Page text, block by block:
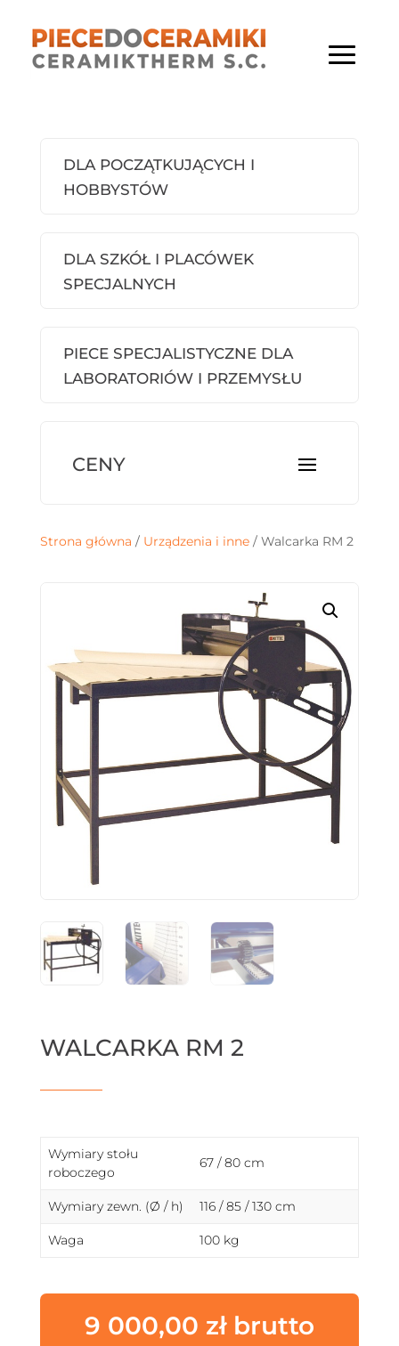
DLA POCZĄTKUJĄCYCH I
HOBBYSTÓW
DLA SZKÓŁ I PLACÓWEK
SPECJALNYCH
PIECE SPECJALISTYCZNE DLA
LABORATORIÓW I PRZEMYSŁU
Strona główna / Urządzenia i inne/ Walcarka RM 2
WALCARKA RM 2
Wymiary stołu
roboczego
67 / 80 cm
Wymiary zewn. (Ø / h) 116 / 85 / 130 cm
Waga 100 kg
9 000,00 zł